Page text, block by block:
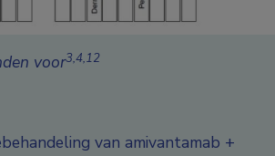
voor3,4,12
van amivantamab +